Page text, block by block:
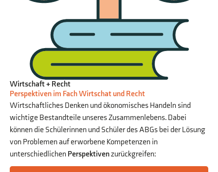
Wirtschaft + Recht
Perspektiven im Fach Wirtschat und Recht
Wirtschaftliches Denken und ökonomisches Handeln sind
wichtige Bestandteile unseres Zusammenlebens. Dabei
können die Schülerinnen und Schüler des ABGs bei der Lösung
von Problemen auf erworbene Kompetenzen in
unterschiedlichen Perspektivenzurückgreifen: